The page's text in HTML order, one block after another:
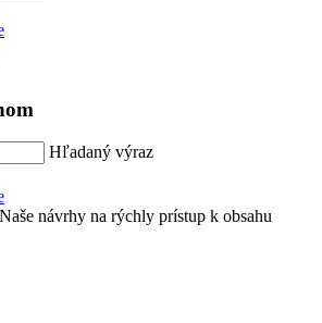
Hľadaný výraz
Naše návrhy na rýchly prístup k obsahu